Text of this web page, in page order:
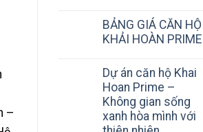
–
BẢNG GIÁ CĂN HỘ
KHẢI HOÀN PRIME
Dự án căn hộ Khai
Hoan Prime –
Không gian sống
xanh hòa mình với